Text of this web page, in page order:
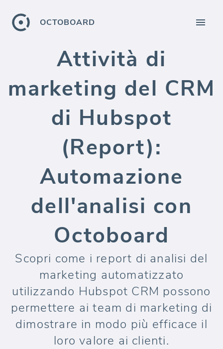
OCTOBOARD
Attività di
marketing del CRM
di Hubspot
(Report):
Automazione
dell'analisi con
Octoboard
Scopri come i report di analisi del
marketing automatizzato
utilizzando Hubspot CRM possono
permettere ai team di marketing di
dimostrare in modo più efficace il
loro valore ai clienti.